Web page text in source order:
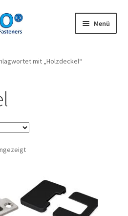
Menü
mit „Holzdeckel“
Nach